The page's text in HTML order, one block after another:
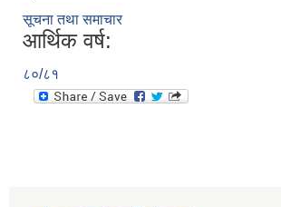
सूचना तथा समाचार
आर्थिक वर्ष:
८०/८१